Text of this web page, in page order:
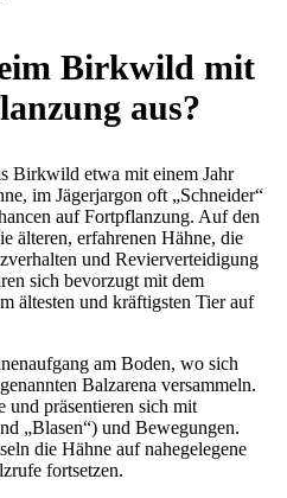
Birkwild mit
aus?
Birkwild etwa mit einem Jahr
im Jägerjargon oft „Schneider“
auf Fortpflanzung. Auf den
älteren, erfahrenen Hähne, die
und Revierverteidigung
sich bevorzugt mit dem
ältesten und kräftigsten Tier auf
am Boden, wo sich
Balzarena versammeln.
und präsentieren sich mit
„Blasen“) und Bewegungen.
die Hähne auf nahegelegene
fortsetzen.